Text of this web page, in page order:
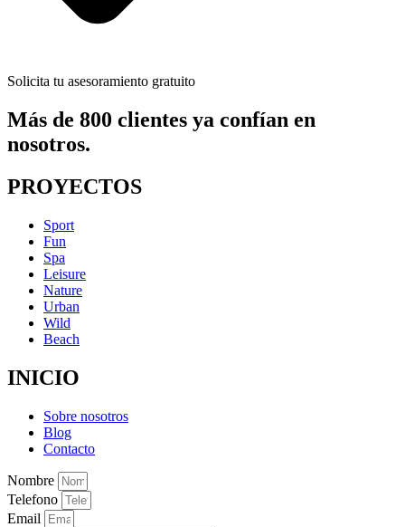
Solicita tu asesoramiento gratuito
Más de 800 clientes ya confían en
nosotros.
PROYECTOS
Sport
Fun
Spa
Leisure
Nature
Urban
Wild
Beach
INICIO
Sobre nosotros
Blog
Contacto
Nombre
Telefono
Email